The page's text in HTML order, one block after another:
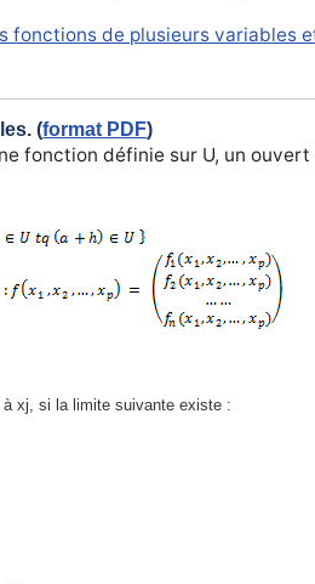
fonctions de plusieurs variables
(format PDF)
fonction définie sur U, un
xj, si la limite suivante existe :